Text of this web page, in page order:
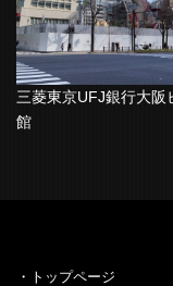
三菱東京UFJ銀行大阪
館
・トップページ